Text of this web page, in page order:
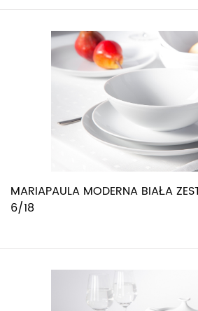
MARIAPAULA MODERNA BIAŁA
6/18